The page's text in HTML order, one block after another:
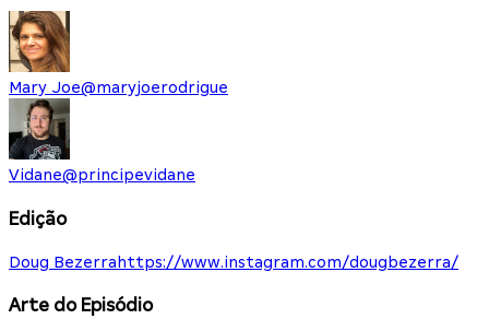
Mary Joe@maryjoerodrigue
Vidane@principevidane
Edição
Doug Bezerra https://www.instagram.com/dougbezerra/
Arte do Episódio